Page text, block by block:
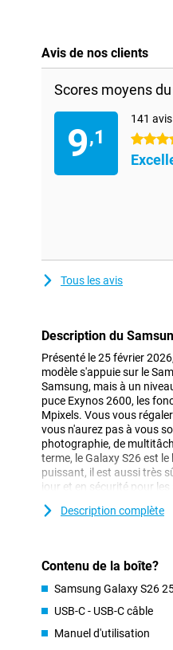
Avis de nos clients
Scores moyens
9,1
141
4.5
Tous les avis
Description du
Présenté le 25 février
modèle s'appuie sur le
Samsung, mais à un
puce Exynos 2600, les
Mpixels. Vous vous
vous n'aurez pas à vous
photographie, de
terme, le Galaxy S26 est
puissant, il est aussi très
jour et en sécurité pour les
Galaxy AI vous facilite
faire moins vous-même,
besoin. Avec Now
moment. Vous avez un
Quelqu'un souhaite
activement.
Description complète
Contenu de la boîte?
Samsung Galaxy S26
USB-C - USB-C câble
Manuel d'utilisation